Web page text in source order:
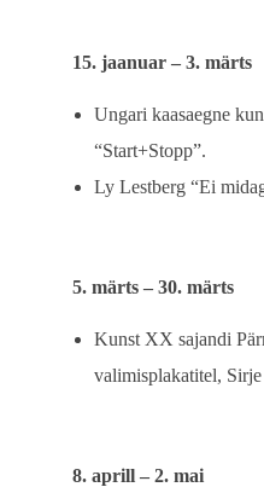
15. jaanuar – 3. märts
Ungari kaasaegne
“Start+Stopp”.
Ly Lestberg “Ei
5. märts – 30. märts
Kunst XX sajandi
valimisplakatitel,
8. aprill – 2. mai